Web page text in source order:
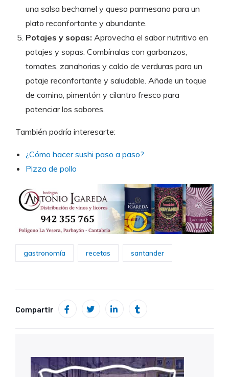
una salsa bechamel y queso parmesano para un
plato reconfortante y abundante.
Potajes y sopas: Aprovecha el sabor nutritivo en
potajes y sopas. Combínalas con garbanzos,
tomates, zanahorias y caldo de verduras para un
potaje reconfortante y saludable. Añade un toque
de comino, pimentón y cilantro fresco para
potenciar los sabores.
También podría interesarte:
¿Cómo hacer sushi paso a paso?
Pizza de pollo
gastronomía recetas santander
Compartir